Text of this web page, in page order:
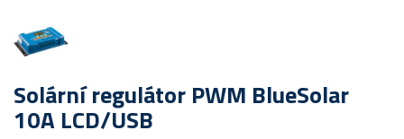
Solární regulátor PWM BlueSolar
10A LCD/USB